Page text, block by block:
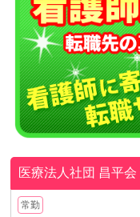
医療法人社団 昌平会
常勤